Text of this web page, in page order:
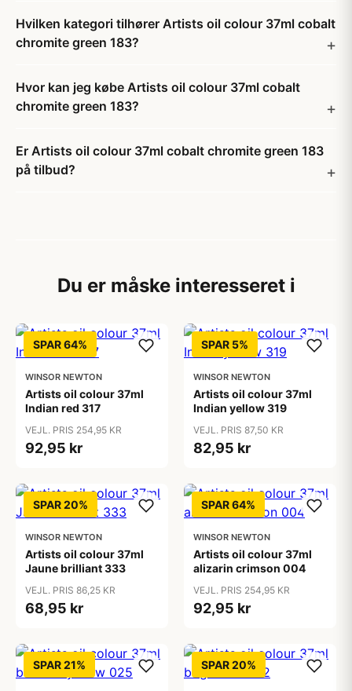
Hvilken kategori tilhører Artists oil colour 37ml cobalt
chromite green 183?
Hvor kan jeg købe Artists oil colour 37ml cobalt
chromite green 183?
Er Artists oil colour 37ml cobalt chromite green 183
på tilbud?
Du er måske interesseret i
SPAR 64%
WINSOR NEWTON
Artists oil colour 37ml
Indian red 317
VEJL. PRIS 254,95 KR
92,95 kr
SPAR 5%
WINSOR NEWTON
Artists oil colour 37ml
Indian yellow 319
VEJL. PRIS 87,50 KR
82,95 kr
SPAR 20%
WINSOR NEWTON
Artists oil colour 37ml
Jaune brilliant 333
VEJL. PRIS 86,25 KR
68,95 kr
SPAR 64%
WINSOR NEWTON
Artists oil colour 37ml
alizarin crimson 004
VEJL. PRIS 254,95 KR
92,95 kr
SPAR 21% SPAR 20%